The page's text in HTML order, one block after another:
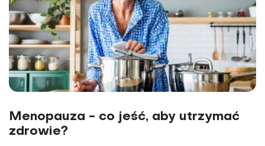
Menopauza - co jeść, aby utrzymać
zdrowie?